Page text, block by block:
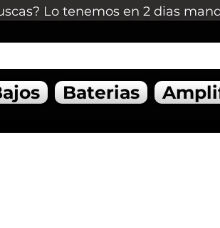
Lo tenemos en 2 dias
Baterias